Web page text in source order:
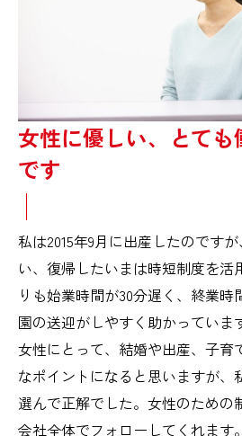
女性に優しい、とて
です
私は2015年9月に出産したのです
い、復帰したいまは時短制度を活
りも始業時間が30分遅く、終業
園の送迎がしやすく助かっていま
女性にとって、結婚や出産、子育
なポイントになると思いますが、
選んで正解でした。女性のための
会社全体でフォローしてくれます